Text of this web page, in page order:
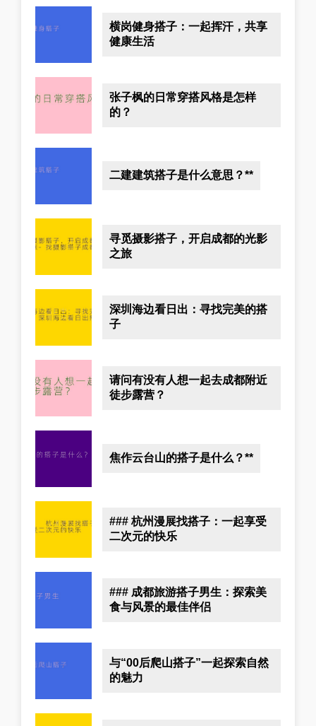
横岗健身搭子：一起挥汗，共享
健康生活
张子枫的日常穿搭风格是怎样
的？
二建建筑搭子是什么意思？**
寻觅摄影搭子，开启成都的光影
之旅
深圳海边看日出：寻找完美的搭
子
请问有没有人想一起去成都附近
徒步露营？
焦作云台山的搭子是什么？**
### 杭州漫展找搭子：一起享受
二次元的快乐
### 成都旅游搭子男生：探索美
食与风景的最佳伴侣
与“00后爬山搭子”一起探索自然
的魅力